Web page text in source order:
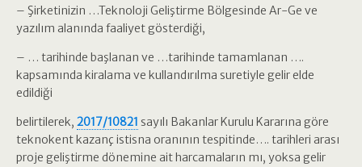
– Şirketinizin …Teknoloji Geliştirme Bölgesinde Ar-Ge ve
yazılım alanında faaliyet gösterdiği,
– … tarihinde başlanan ve …tarihinde tamamlanan ….
kapsamında kiralama ve kullandırılma suretiyle gelir elde
edildiği
belirtilerek, 2017/10821 sayılı Bakanlar Kurulu Kararına göre
teknokent kazanç istisna oranının tespitinde…. tarihleri arası
proje geliştirme dönemine ait harcamaların mı, yoksa gelir